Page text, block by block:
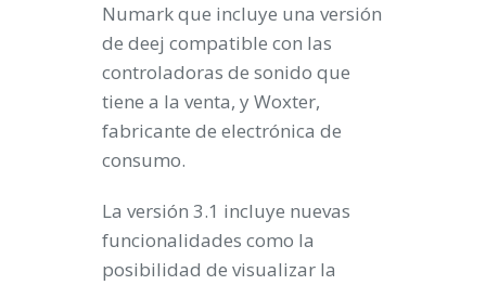
Numark que incluye una versión
de deej compatible con las
controladoras de sonido que
tiene a la venta, y Woxter,
fabricante de electrónica de
consumo.
La versión 3.1 incluye nuevas
funcionalidades como la
posibilidad de visualizar la